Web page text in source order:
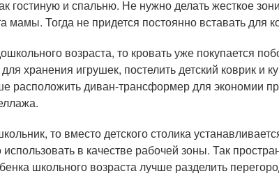
гостиную и спальню. Не нужно делать жесткое
мамы. Тогда не придется постоянно вставать для
возраста, то кровать уже покупается
хранения игрушек, постелить детский коврик и
расположить диван-трансформер для экономии
то вместо детского столика
использовать в качестве рабочей зоны. Так
школьного возраста лучше разделить